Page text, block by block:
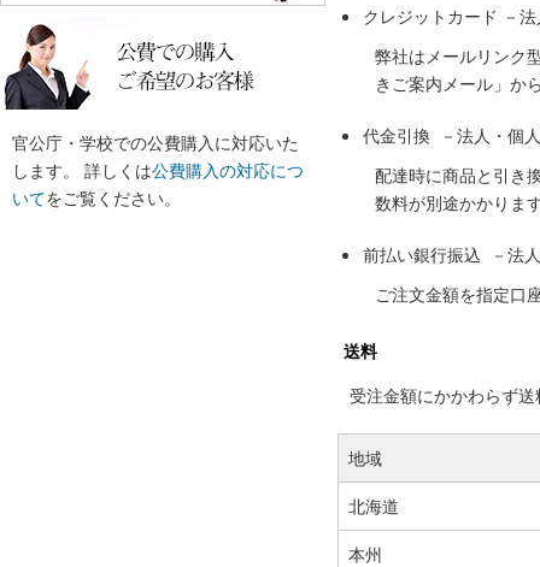
官公庁・学校での公費購入に対応いた
します。 詳しくは公費購入の対応につ
いてをご覧ください。
クレジットカード －
弊社はメールリンク
きご案内メール」か
代金引換 －法人・個
配達時に商品と引き
数料が別途かかりま
前払い銀行振込 －法
ご注文金額を指定口
送料
受注金額にかかわらず
地域
北海道
本州